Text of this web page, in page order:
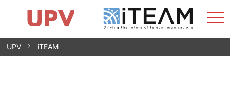
Saltar
Impacto
Grupos de investigación
Instalaciones
Spin-offs
Contacto
Prácticas
Noticias
Unidad de Igualdad
UPV iTEAM